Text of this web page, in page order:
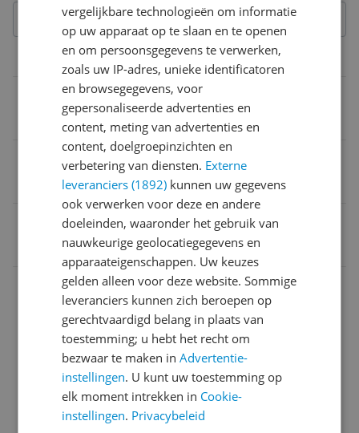
Batterij
Voedingstype
Maximale batterijduur
1200130005183
Aansluitingen
Algemeen
Algemene kenmerken
Audio
Connectiviteit
vergelijkbare technologieën om informatie
op uw apparaat op te slaan en te openen
en om persoonsgegevens te verwerken,
zoals uw IP-adres, unieke identificatoren
en browsegegevens, voor
gepersonaliseerde advertenties en
content, meting van advertenties en
content, doelgroepinzichten en
verbetering van diensten. Externe
leveranciers (1892) kunnen uw gegevens
ook verwerken voor deze en andere
doeleinden, waaronder het gebruik van
nauwkeurige geolocatiegegevens en
apparaateigenschappen. Uw keuzes
gelden alleen voor deze website. Sommige
leveranciers kunnen zich beroepen op
gerechtvaardigd belang in plaats van
toestemming; u hebt het recht om
bezwaar te maken inAdvertentie-
instellingen. U kunt uw toestemming op
elk moment intrekken in Cookie-
instellingen. Privacybeleid